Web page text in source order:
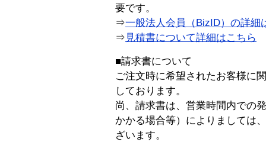
要です。
⇒一般法人会員（BizID）の詳細
⇒ 見積書について詳細はこちら
■請求書について
ご注文時に希望されたお客様に
しております。
尚、請求書は、営業時間内での
かかる場合等）によりましては
ざいます。